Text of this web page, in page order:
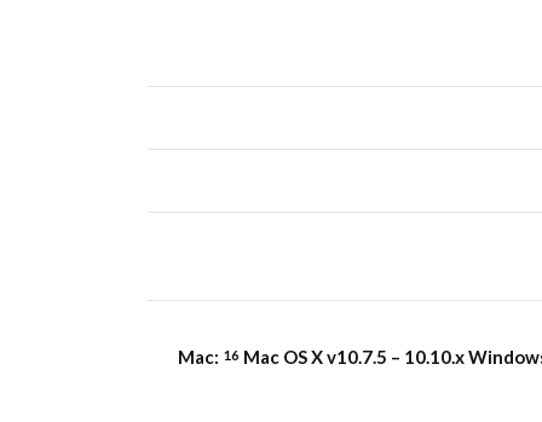
Mac: 16 Mac OS X v10.7.5 – 10.10.x